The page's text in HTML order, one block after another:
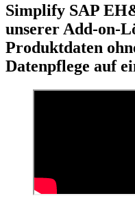
Simplify SAP
unserer Add-on-
Produktdaten
Datenpflege auf